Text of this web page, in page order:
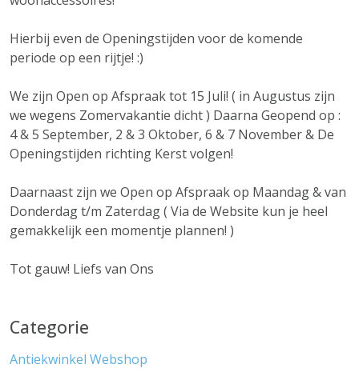
Hierbij even de Openingstijden voor de komende
periode op een rijtje! :)
We zijn Open op Afspraak tot 15 Juli! ( in Augustus zijn
we wegens Zomervakantie dicht ) Daarna Geopend op :
4 & 5 September, 2 & 3 Oktober, 6 & 7 November & De
Openingstijden richting Kerst volgen!
Daarnaast zijn we Open op Afspraak op Maandag & van
Donderdag t/m Zaterdag ( Via de Website kun je heel
gemakkelijk een momentje plannen! )
Tot gauw! Liefs van Ons
Categorie
Antiekwinkel Webshop